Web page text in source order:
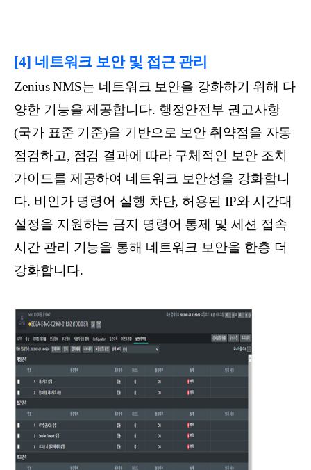
[4] 네트워크 보안 및 접근 관리
Zenius NMS는 네트워크 보안을 강화하기 위해 다
양한 기능을 제공합니다. 행정안전부 권고사항
(국가 표준 기준)을 기반으로 보안 취약점을 자동
점검하고, 점검 결과에 따라 구체적인 보안 조치
가이드를 제공하여 네트워크 보안성을 강화합니
다. 비인가 명령어 실행 차단, 허용된 IP와 시간대
설정을 지원하는 금지 명령어 통제 및 세션 접속
시간 관리 기능을 통해 네트워크 보안을 한층 더
강화합니다.